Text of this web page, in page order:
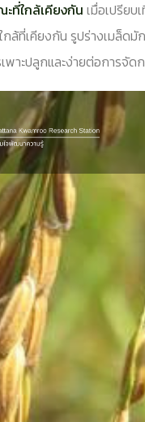
ที่ใกล้เคียงกัน เมื่อเปรีย
ที่เคียงกัน รูปร่างเมล็ดมั
าะปลูกและง่ายต่อการจัด